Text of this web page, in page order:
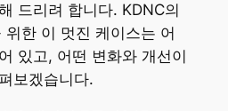
드리려 합니다. KDNC의
한 이 멋진 케이스는 어
있고, 어떤 변화와 개선이
보겠습니다.